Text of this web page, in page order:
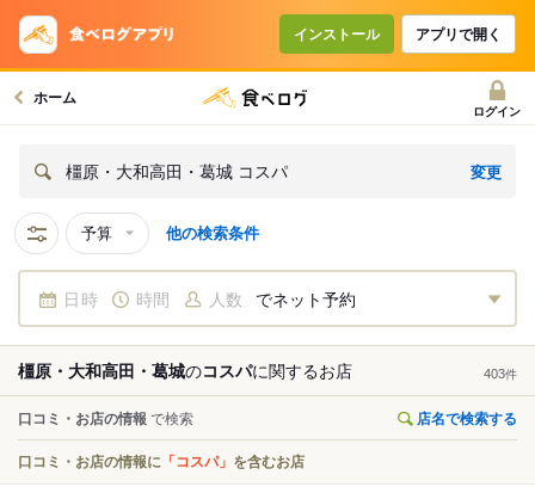
インストール アプリで開く
ホーム
ログイン
橿原・大和高田・葛城 コスパ 変更
予算 他の検索条件
日時 時間 人数 でネット予約
橿原・大和高田・葛城のコスパに関するお店 403件
口コミ・お店の情報 で検索 店名で検索する
口コミ・お店の情報に 「コスパ」 を含むお店